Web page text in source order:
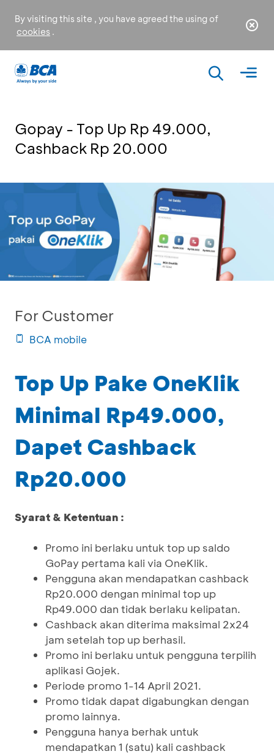
By visiting this site , you have agreed the using of
cookies .
Gopay - Top Up Rp 49.000,
Cashback Rp 20.000
For Customer
BCA mobile
Top Up Pake OneKlik
Minimal Rp49.000,
Dapet Cashback
Rp20.000
Syarat & Ketentuan :
Promo ini berlaku untuk top up saldo
GoPay pertama kali via OneKlik.
Pengguna akan mendapatkan cashback
Rp20.000 dengan minimal top up
Rp49.000 dan tidak berlaku kelipatan.
Cashback akan diterima maksimal 2x24
jam setelah top up berhasil.
Promo ini berlaku untuk pengguna terpilih
aplikasi Gojek.
Periode promo 1-14 April 2021.
Promo tidak dapat digabungkan dengan
promo lainnya.
Pengguna hanya berhak untuk
mendapatkan 1 (satu) kali cashback